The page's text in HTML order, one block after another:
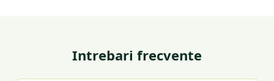
Intrebari frecvente